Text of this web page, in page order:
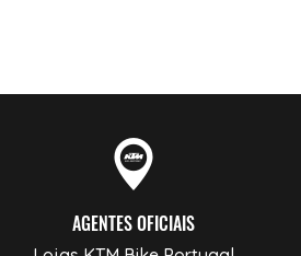
AGENTES OFICIAIS